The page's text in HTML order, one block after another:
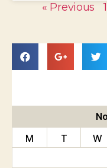
« Previous 1
M
T W